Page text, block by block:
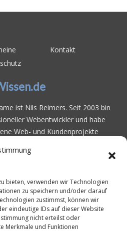
bieten, verwenden wir Technologien
zu speichern und/oder darauf
zustimmst, können wir
eindeutige IDs auf dieser Website
nicht erteilst oder
Merkmale und Funktionen
Kontakt
ist Nils Reimers. Seit 2003 bin
Webentwickler und habe
Web- und Kundenprojekte
gutes Webhosting zu finden: Bei
ärgert man sich über
oder überlangsame
. Deswegen habe ich im Mai 2016
die bekanntesten Webhoster
zu testen und deren
und Ladezeit für eine typische